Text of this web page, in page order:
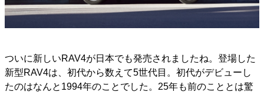
ついに新しいRAV4が日本でも発売されましたね。登場した
新型RAV4は、初代から数えて5世代目。初代がデビューし
たのはなんと1994年のことでした。25年も前のこととは驚